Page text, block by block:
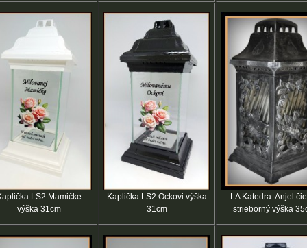
LS2 Mamičke
výška 31cm
Kaplička LS2 Ockovi výška
31cm
LA Katedra Anjel
strieborný výška